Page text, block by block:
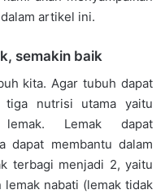
artikel ini.
semakin baik
kita. Agar tubuh dapat
tiga nutrisi utama yaitu
Lemak dapat
dapat membantu dalam
terbagi menjadi 2, yaitu
nabati (lemak tidak